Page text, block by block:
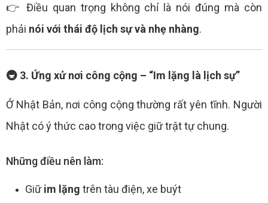
👉 Điều quan trọng không chỉ là nói đúng mà còn
phải nói với thái độ lịch sự và nhẹ nhàng.
🚇 3. Ứng xử nơi công cộng – “Im lặng là lịch sự”
Ở Nhật Bản, nơi công cộng thường rất yên tĩnh. Người
Nhật có ý thức cao trong việc giữ trật tự chung.
Những điều nên làm:
Giữim lặng trên tàu điện, xe buýt